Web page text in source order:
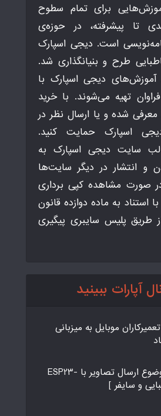
آموزش‌هایی برای تمام سطوح
تا پیشرفته، در حوزه‌ی
است. دیجی اسپارک
طرح و بنیانگذاری شد.
دیجی اسپارک با
تهیه می‌شوند. با خرید
معرفی شده و یا ارسال نظر در
اسپارک حمایت کنید.
سایت دیجی اسپارک به
و انتشار در دیگر سایت‌ها
صورت مشاهده کپی برداری
استناد به ماده دوازده قانون
از طریق پلیس سایبری پیگیری
آپارات ببینید
موبایل به میزبانی
VOD استریم با موضوع ارسال تصاویر با ESP23-